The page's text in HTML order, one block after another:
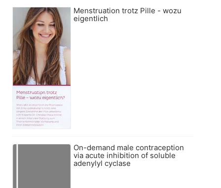
Menstruation trotz Pille - wozu
eigentlich
On-demand male contraception
via acute inhibition of soluble
adenylyl cyclase